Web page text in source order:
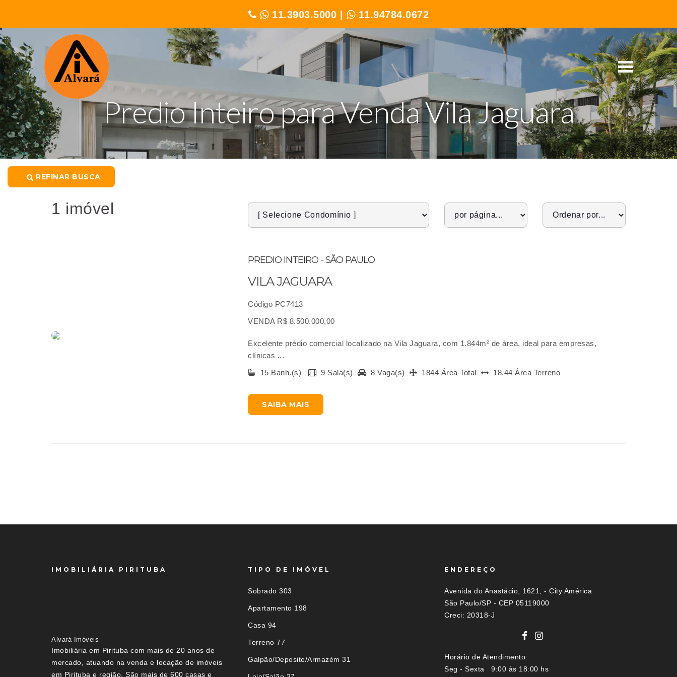
11.3903.5000 11.94784.0672
Predio Inteiro para Venda Vila Jaguara
REFINAR BUSCA
1 imóvel
PREDIO INTEIRO - SÃO PAULO
VILA JAGUARA
Código PC7413
VENDA R$ 8.500.000,00
Excelente prédio comercial localizado na Vila Jaguara, com 1.844m² de área, ideal para empresas,
clínicas ...
15 Banh.(s)
9 Sala(s) 8 Vaga(s) 1844 Área Total 18,44 Área Terreno
SAIBA MAIS
IMOBILIÁRIA PIRITUBA
Alvará Imóveis
Imobiliária em Pirituba com mais de 20 anos de
mercado, atuando na venda e locação de imóveis
em Pirituba e região. São mais de 600 casas e
TIPO DE IMÓVEL
Sobrado 303
Apartamento 198
Casa 94
Terreno 77
Galpão/Deposito/Armazém 31
ENDEREÇO
Avenida do Anastácio, 1621, - City América
São Paulo/SP - CEP 05119000
Creci: 20318-J
Horário de Atendimento:
Seg - Sexta 9:00 às 18:00 hs